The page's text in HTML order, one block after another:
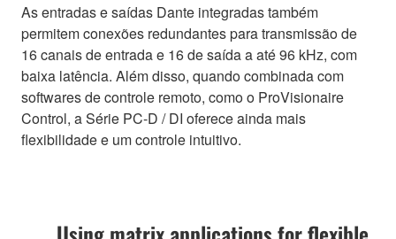
As entradas e saídas Dante integradas também
permitem conexões redundantes para transmissão de
16 canais de entrada e 16 de saída a até 96 kHz, com
baixa latência. Além disso, quando combinada com
softwares de controle remoto, como o ProVisionaire
Control, a Série PC-D / DI oferece ainda mais
flexibilidade e um controle intuitivo.